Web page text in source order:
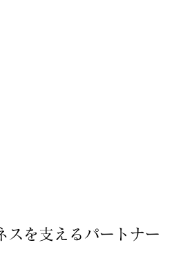
スを支えるパートナー